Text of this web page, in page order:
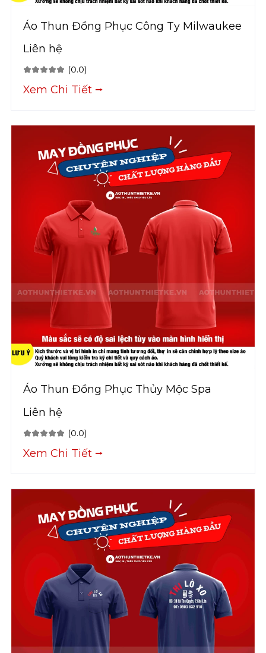
Áo Thun Đồng Phục Công Ty Milwaukee
Liên hệ
(0.0)
Xem Chi Tiết ⭢
Áo Thun Đồng Phục Thủy Mộc Spa
Liên hệ
(0.0)
Xem Chi Tiết ⭢